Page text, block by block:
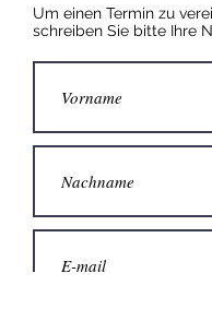
Um einen Termin zu
schreiben Sie bitte Ihre